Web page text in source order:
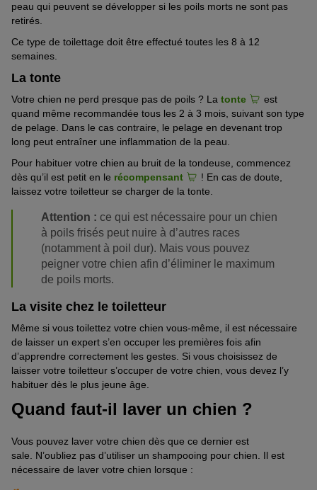
peau qui peuvent se développer si les poils morts ne sont pas
retirés.
Ce type de toilettage doit être effectué toutes les 8 à 12
semaines.
La tonte
Votre chien ne perd presque pas de poils ? La tonte
est
quand même recommandée tous les 2 à 3 mois , suivant son type
de pelage . Dans le cas contraire, le pelage en devenant trop
long peut entraîner une inflammation de la peau.
Pour habituer votre chien au bruit de la tondeuse, commencez
dès qu’il est petit en le récompensant
! En cas de doute,
laissez votre toiletteur se charger de la tonte.
Attention : ce qui est nécessaire pour un chien
à poils frisés peut nuire à d’autres races
(notamment à poil dur). Mais vous pouvez
peigner votre chien afin d’éliminer le maximum
de poils morts.
La visite chez le toiletteur
Même si vous toilettez votre chien vous-même, il est nécessaire
de laisser un expert s’en occuper les premières fois afin
d’apprendre correctement les gestes. Si vous choisissez de
laisser votre toiletteur s’occuper de votre chien, vous devez l’y
habituer dès le plus jeune âge.
Quand faut-il laver un chien ?
Vous pouvez laver votre chien dès que ce dernier est
sale. N’oubliez pas d’utiliser un shampooing pour chien. Il est
nécessaire de laver votre chien lorsque :